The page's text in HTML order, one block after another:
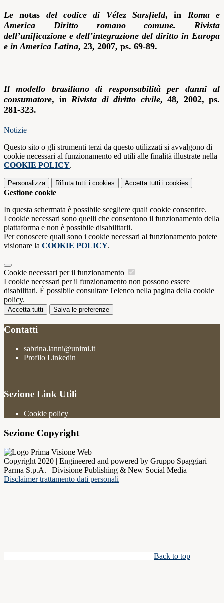
Lenotas del codice di Vélez Sarsfield, in Roma e
America Diritto romano comune. Rivista
dell’unificazione e dell’integrazione del diritto in Europa
e in America Latina, 23, 2007, ps. 69-89.
Il modello brasiliano di responsabilità per danni al
consumatore, in Rivista di diritto civile, 48, 2002, ps.
281-323.
Notizie
Questo sito o gli strumenti terzi da questo utilizzati si avvalgono di
cookie necessari al funzionamento ed utili alle finalità illustrate nella
COOKIE POLICY.
Personalizza Rifiuta tutti i cookies Accetta tutti i cookies
Gestione cookie
In questa schermata è possibile scegliere quali cookie consentire.
I cookie necessari sono quelli che consentono il funzionamento della
piattaforma e non è possibile disabilitarli.
Per conoscere quali sono i cookie necessari al funzionamento potete
visionare la COOKIE POLICY.
Cookie necessari per il funzionamento
I cookie necessari per il funzionamento non possono essere
disabilitati. È possibile consultare l'elenco nella pagina della cookie
policy.
Accetta tutti Salva le preferenze
Contatti
sabrina.lanni@unimi.it
Profilo Linkedin
Sezione Link Utili
Cookie policy
Sezione Copyright
Copyright 2020 | Engineered and powered by Gruppo Spaggiari
Parma S.p.A. | Divisione Publishing & New Social Media
Disclaimer trattamento dati personali
Back to top